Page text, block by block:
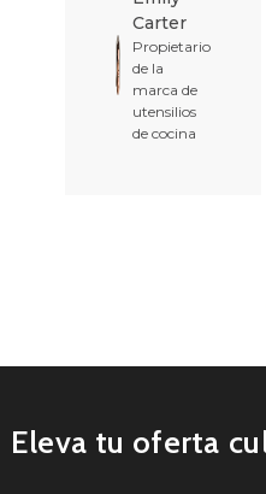
Carter
Propietario
de la
marca de
utensilios
de cocina
Eleva tu oferta